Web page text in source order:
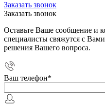
Заказать звонок
Заказать звонок
Оставьте Ваше сообщение и
специалисты свяжутся с
решения Вашего вопроса.
Ваш телефон*